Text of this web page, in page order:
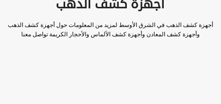
أجهزة كشف الذهب
أجهزة كشف الذهب في الشرق الأوسط لمزيد من المعلومات حول أجهزة كشف الذهب
وأجهزة كشف المعادن وأجهزة كشف الألماس والأحجار الكريمة تواصل معنا